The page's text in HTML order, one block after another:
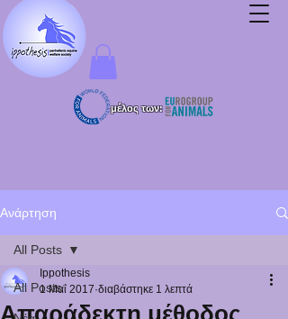
μέλος των:
Ανάρτηση
All Posts
All Posts
Απαράδεκτη μέθοδος
Ippothesis
1 Μαΐ 2017 διαβάστηκε 1 λεπτά